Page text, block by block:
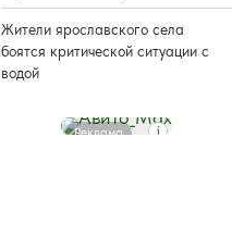
Жители ярославского села
боятся критической ситуации с
водой
Реклама